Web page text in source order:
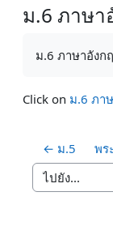
ม.6 ภาษา
ม.6 ภาษาอังก
Click on ม.6 ภา
← ม
ไปยัง...